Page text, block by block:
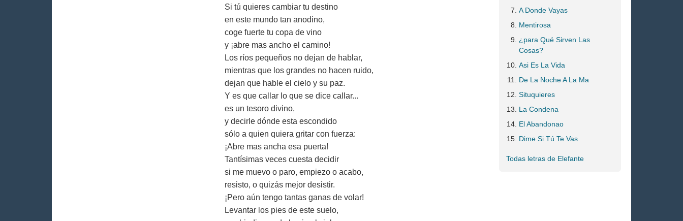
Si tú quieres cambiar tu destino
en este mundo tan anodino,
coge fuerte tu copa de vino
y ¡abre mas ancho el camino!
Los ríos pequeños no dejan de hablar,
mientras que los grandes no hacen ruido,
dejan que hable el cielo y su paz.
Y es que callar lo que se dice callar...
es un tesoro divino,
y decirle dónde esta escondido
sólo a quien quiera gritar con fuerza:
¡Abre mas ancha esa puerta!
Tantísimas veces cuesta decidir
si me muevo o paro, empiezo o acabo,
resisto, o quizás mejor desistir.
¡Pero aún tengo tantas ganas de volar!
Levantar los pies de este suelo,
A Donde Vayas
Mentirosa
¿para Qué Sirven Las
Cosas?
Asi Es La Vida
De La Noche A La Ma
Situquieres
La Condena
El Abandonao
Dime Si Tú Te Vas
Todas letras de Elefante